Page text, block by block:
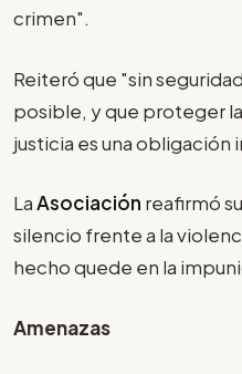
crimen".
Reiteró que "sin
posible, y que proteger
justicia es una obligación
LaAsociación reafirmó
silencio frente a la
hecho quede en la
Amenazas